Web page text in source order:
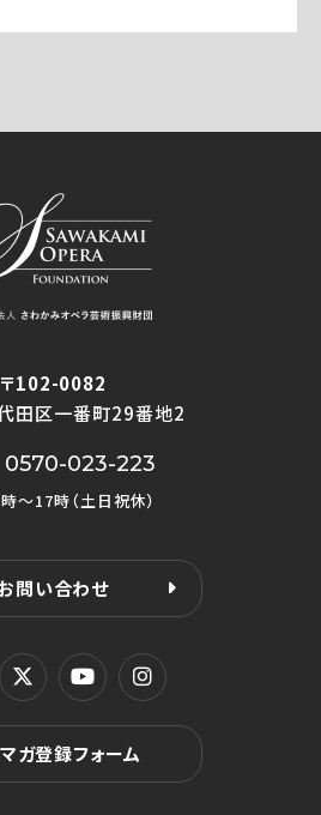
〒102-0082
田区一番町29番地2
0570-023-223
〜17時（土日祝休）
問い合わせ
ガ登録フォーム